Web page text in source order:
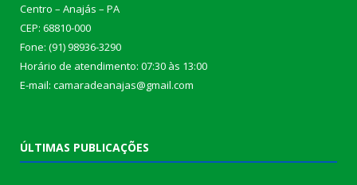
Centro – Anajás – PA
CEP: 68810-000
Fone: (91) 98936-3290
Horário de atendimento: 07:30 às 13:00
E-mail: camaradeanajas@gmail.com
ÚLTIMAS PUBLICAÇÕES